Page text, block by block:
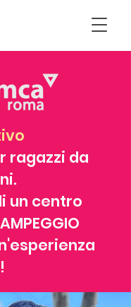
ragazzi da
un centro